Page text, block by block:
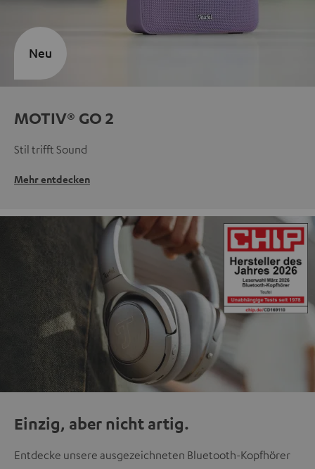
MOTIV® GO 2
Stil trifft Sound
Mehr entdecken
Neu
Einzig, aber nicht artig.
Entdecke unsere ausgezeichneten Bluetooth-Kopfhörer